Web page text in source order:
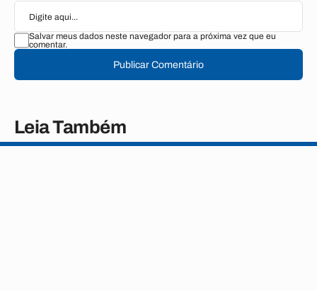
Salvar meus dados neste navegador para a próxima vez que eu
comentar.
Publicar Comentário
Leia Também